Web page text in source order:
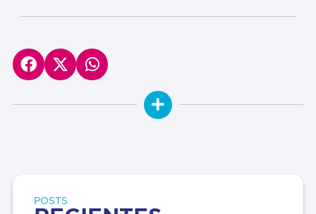
POSTS